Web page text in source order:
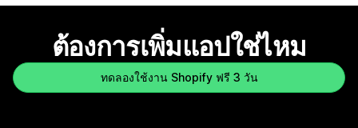
ต้องการเพิ่มแอปใช่ไหม
ทดลองใช้งาน Shopify ฟรี 3 วัน